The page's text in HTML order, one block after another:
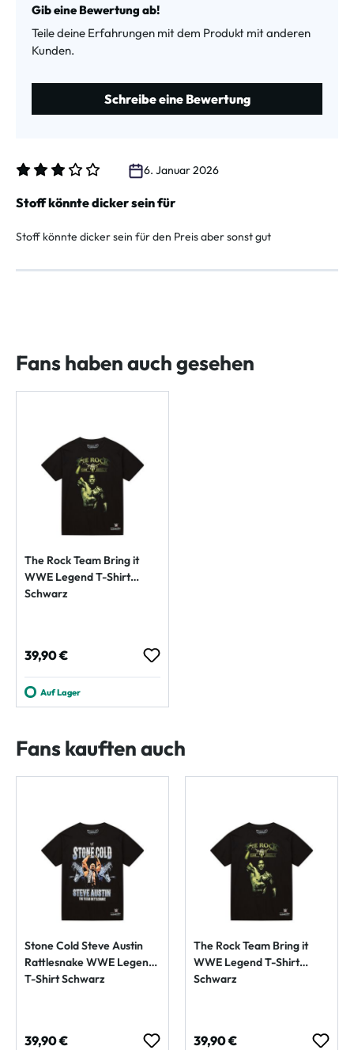
Gib eine Bewertung ab!
Teile deine Erfahrungen mit dem Produkt mit anderen
Kunden.
Schreibe eine Bewertung
6. Januar 2026
Stoff könnte dicker sein für
Stoff könnte dicker sein für den Preis aber sonst gut
Fans haben auch gesehen
The Rock Team Bring it
WWE Legend T-Shirt
Schwarz
Regulärer Preis:
39,90 €
Auf Lager
Fans kauften auch
Stone Cold Steve Austin
Rattlesnake WWE Legend
T-Shirt Schwarz
Regulärer Preis:
39,90 €
The Rock Team Bring it
WWE Legend T-Shirt
Schwarz
Regulärer Preis:
39,90 €